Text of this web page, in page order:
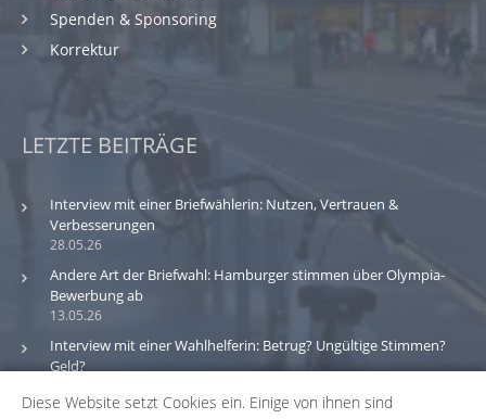
Spenden & Sponsoring
Korrektur
LETZTE BEITRÄGE
28.05.26
Interview mit einer Briefwählerin: Nutzen, Vertrauen &
Verbesserungen
13.05.26
Andere Art der Briefwahl: Hamburger stimmen über Olympia-
Bewerbung ab
Interview mit einer Wahlhelferin: Betrug? Ungültige Stimmen?
Geld?
Diese Website setzt Cookies ein. Einige von ihnen sind